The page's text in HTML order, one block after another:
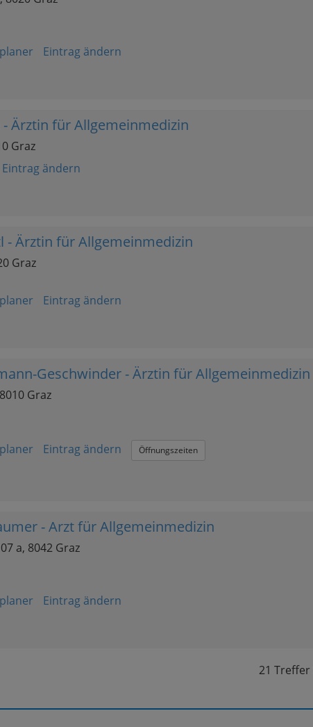
Eintrag ändern
Ärztin für Allgemeinmedizin
Graz
Eintrag ändern
- Ärztin für Allgemeinmedizin
Graz
Eintrag ändern
Geschwinder - Ärztin für Allgemeinmedizin
Graz
Eintrag ändern Öffnungszeiten
- Arzt für Allgemeinmedizin
a, 8042 Graz
Eintrag ändern
21 Treffer